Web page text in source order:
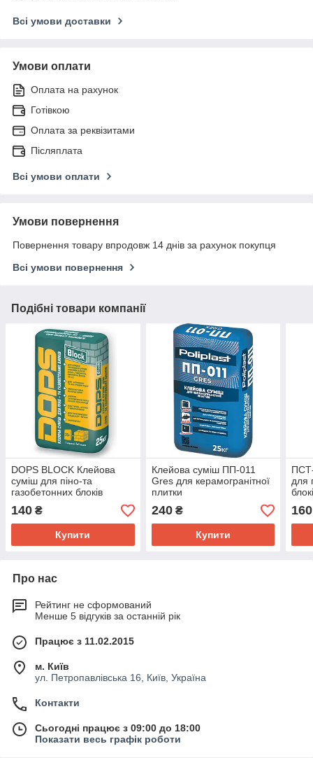
Всі умови доставки
Умови оплати
Оплата на рахунок
Готівкою
Оплата за реквізитами
Післяплата
Всі умови оплати
Умови повернення
Повернення товару впродовж 14 днів за рахунок покупця
Всі умови повернення
Подібні товари компанії
DOPS BLOCK Клейова
суміш для піно-та
газобетонних блоків
140 ₴
Купити
Клейова суміш ПП-011
Gres для керамогранітної
плитки
240₴
Купити
для
160
Про нас
Рейтинг не сформований
Менше 5 відгуків за останній рік
Працює з 11.02.2015
м. Київ
ул. Петропавлівська 16, Київ, Україна
Контакти
Сьогодні працює з 09:00 до 18:00
Показати весь графік роботи